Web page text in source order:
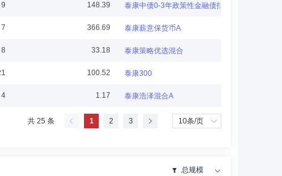
伙人、副总裁、兼任阳光恒昌物业服务股份有限公司董
员、中信永道会计师事务所经理等职务。
者保护基金公司投资者调查中心副总监，安徽省宿松县人
察长、泰康资产管理有限责任公司公募合规负责人兼公募
9 148.39 泰康中债0-3年政策性金融债指数A
7 366.69 泰康薪意保货币A
8 33.18 泰康策略优选混合
100.52 泰康300
4 1.17 泰康浩泽混合A
共 25 条 1 2 3